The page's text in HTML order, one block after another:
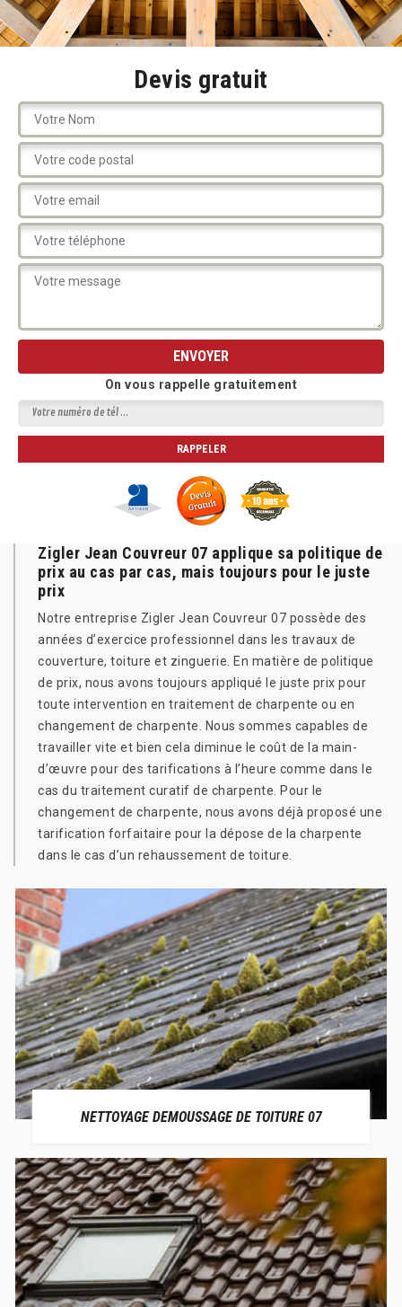
Devis gratuit
On vous rappelle gratuitement
Zigler Jean Couvreur 07 applique sa politique de
prix au cas par cas, mais toujours pour le juste
prix
Notre entreprise Zigler Jean Couvreur 07 possède des
années d’exercice professionnel dans les travaux de
couverture, toiture et zinguerie. En matière de politique
de prix, nous avons toujours appliqué le juste prix pour
toute intervention en traitement de charpente ou en
changement de charpente. Nous sommes capables de
travailler vite et bien cela diminue le coût de la main-
d’œuvre pour des tarifications à l’heure comme dans le
cas du traitement curatif de charpente. Pour le
changement de charpente, nous avons déjà proposé une
tarification forfaitaire pour la dépose de la charpente
dans le cas d’un rehaussement de toiture.
NETTOYAGE DEMOUSSAGE DE TOITURE 07